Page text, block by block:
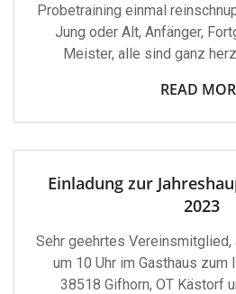
Probetraining einmal
Jung oder Alt, Anfänger,
Meister, alle sind ganz
READ
Einladung zur
2023
Sehr geehrtes
um 10 Uhr im Gasthaus zum
38518 Gifhorn, OT Kästorf